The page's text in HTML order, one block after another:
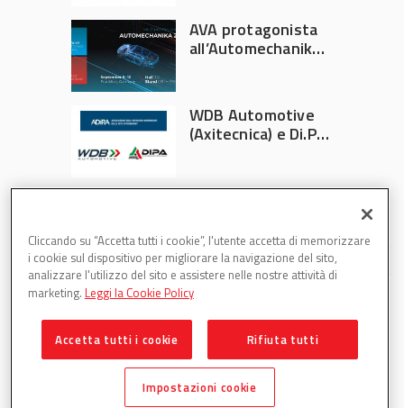
AVA protagonista
all’Automechanika
WDB Automotive
(Axitecnica) e Di.Pa.
Partsweb è una testata di DBInformation Spa P.IVA
09293820156
Centro Direzionale – Strada 4, Palazzo A, Scala 2 – 20057
Cliccando su “Accetta tutti i cookie”, l'utente accetta di memorizzare
i cookie sul dispositivo per migliorare la navigazione del sito,
analizzare l'utilizzo del sito e assistere nelle nostre attività di
marketing. Leggi la Cookie Policy
Accetta tutti i cookie Rifiuta tutti
Impostazioni cookie